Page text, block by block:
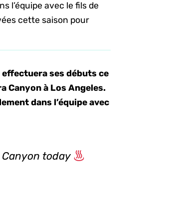
l’équipe avec le fils de
cette saison pour
ses débuts ce
Canyon à Los Angeles.
dans l’équipe avec
today